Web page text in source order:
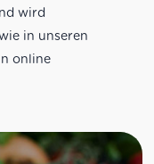
wird
in unseren
online